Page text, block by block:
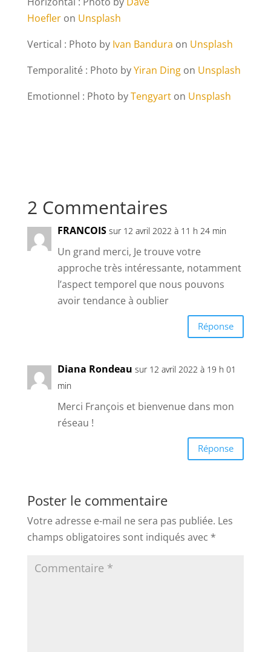
Hoefleron Unsplash
Vertical : Photo by Ivan Bandura on Unsplash
Temporalité : Photo byYiran Dingon Unsplash
Emotionnel : Photo byTengyarton Unsplash
2 Commentaires
FRANCOIS sur 12 avril 2022 à 11 h 24 min
Un grand merci, Je trouve votre
approche très intéressante, notamment
l’aspect temporel que nous pouvons
avoir tendance à oublier
Réponse
Diana Rondeau sur 12 avril 2022 à 19 h 01
min
Merci François et bienvenue dans mon
réseau !
Réponse
Poster le commentaire
Votre adresse e-mail ne sera pas publiée. Les
champs obligatoires sont indiqués avec *